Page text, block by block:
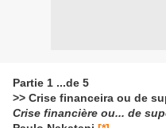
Partie 1 ...de 5
>> Crise financeira ou de
Crise financière ou... de